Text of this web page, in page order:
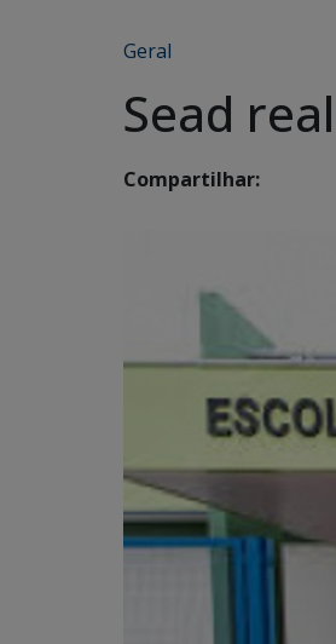
Geral
Sead
Compartilhar: